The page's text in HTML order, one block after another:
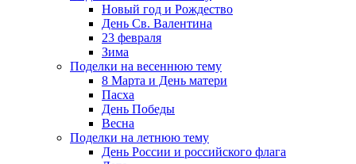
Новый год и Рождество
День Св. Валентина
23 февраля
Зима
Поделки на весеннюю тему
8 Марта и День матери
Пасха
День Победы
Весна
Поделки на летнюю тему
День России и российского флага